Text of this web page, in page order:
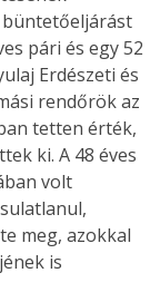
pári és egy 52
Erdészeti és
rendőrök az
tetten érték,
ki. A 48 éves
volt
meg, azokkal
is